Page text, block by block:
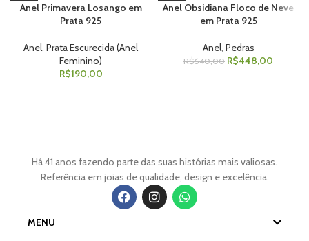
Anel Primavera Losango em
Prata 925
Anel, Prata Escurecida (Anel
Feminino)
R$190,00
Anel Obsidiana Floco de Neve
em Prata 925
Anel, Pedras
R$640,00 R$448,00
Há 41 anos fazendo parte das suas histórias mais valiosas.
Referência em joias de qualidade, design e excelência.
MENU